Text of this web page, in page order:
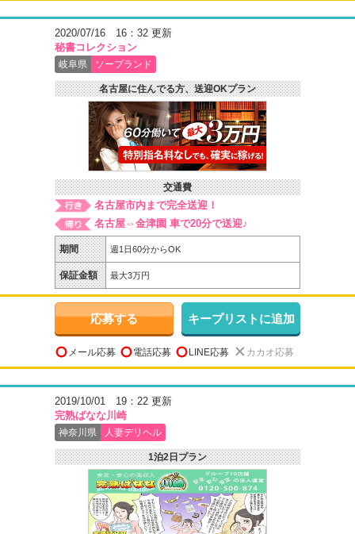
2020/07/16 16：32 更新
秘書コレクション
岐阜県 ソープランド
名古屋に住んでる方、送迎OKプラン
交通費
名古屋市内まで完全送迎！
名古屋⇔金津園 車で20分で送迎♪
期間 週1日60分からOK
保証金額 最大3万円
応募する キープリストに追加
メール応募 電話応募 LINE応募 カカオ応募
2019/10/01 19：22 更新
完熟ばなな川崎
神奈川県 人妻デリヘル
1泊2日プラン